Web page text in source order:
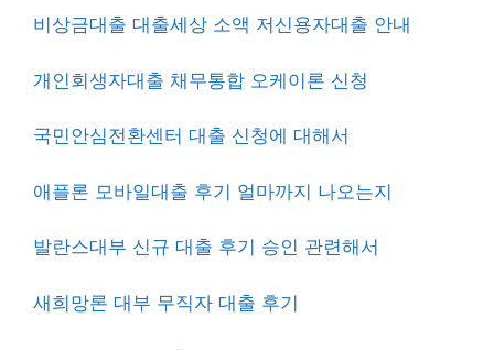
비상금대출 대출세상 소액 저신용자대출 안내
개인회생자대출 채무통합 오케이론 신청
국민안심전환센터 대출 신청에 대해서
애플론 모바일대출 후기 얼마까지 나오는지
발란스대부 신규 대출 후기 승인 관련해서
새희망론 대부 무직자 대출 후기